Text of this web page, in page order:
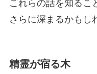
これらの話を知るこ
さらに深まるかもし
精霊が宿る木